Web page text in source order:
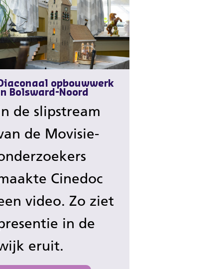
opbouwwerk
Bolsward-Noord
de slipstream
de Movisie-
Cinedoc
video. Zo ziet
in de
eruit.